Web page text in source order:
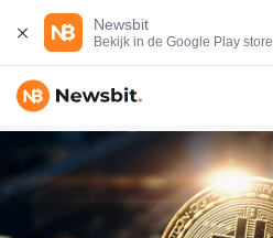
Newsbit
Bekijk in de Google Play store